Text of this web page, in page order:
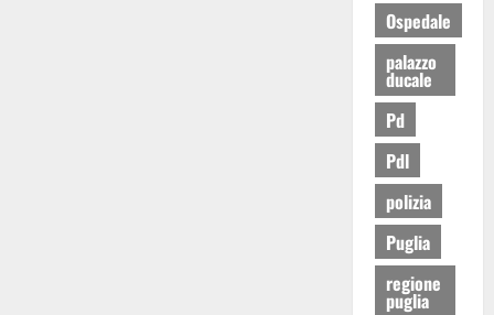
Ospedale
palazzo
ducale
Pd
Pdl
polizia
Puglia
regione
puglia